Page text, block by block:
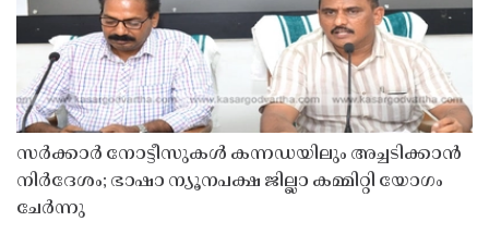
സർക്കാർ നോട്ടീസുകൾ കന്നഡയിലും അച്ചടിക്കാൻ
നിർദേശം; ഭാഷാ ന്യൂനപക്ഷ ജില്ലാ കമ്മിറ്റി യോഗം
ചേർന്നു